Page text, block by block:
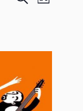
de
de
Liste